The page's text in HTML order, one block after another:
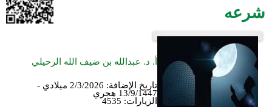
شرعه
أ. د. عبدالله بن ضيف الله الرحيلي
تاريخ الإضافة:
2/3/2026 ميلادي -
13/9/1447 هجري
الزيارات: 4535